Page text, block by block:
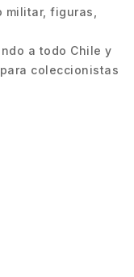
militar, figuras,
a todo Chile y
coleccionistas